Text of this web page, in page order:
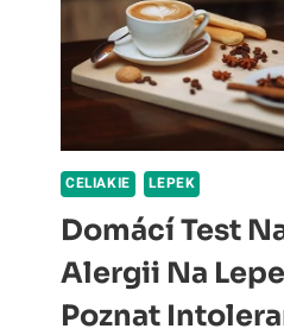
CELIAKIE LEPEK
Domácí Test
Alergii Na
Poznat